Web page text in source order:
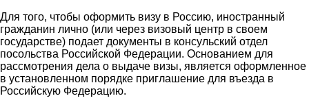
Для того, чтобы оформить визу в Россию, иностранный
гражданин лично (или через визовый центр в своем
государстве) подает документы в консульский отдел
посольства Российской Федерации. Основанием для
рассмотрения дела о выдаче визы, является оформленное
в установленном порядке приглашение для въезда в
Российскую Федерацию.